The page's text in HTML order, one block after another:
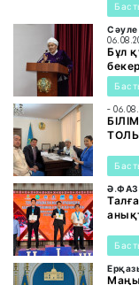
Сәуле
Бұл
-